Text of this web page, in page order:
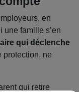
en
une famille s’en
qui déclenche
protection, ne
qui retire